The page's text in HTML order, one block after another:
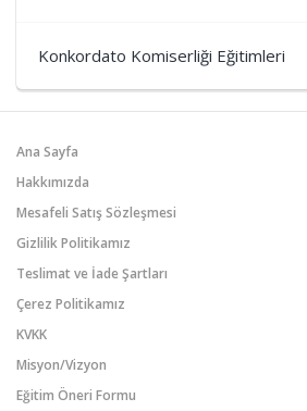
Konkordato Komiserliği Eğitimleri
Ana Sayfa
Hakkımızda
Mesafeli Satış Sözleşmesi
Gizlilik Politikamız
Teslimat ve İade Şartları
Çerez Politikamız
KVKK
Misyon/Vizyon
Eğitim Öneri Formu